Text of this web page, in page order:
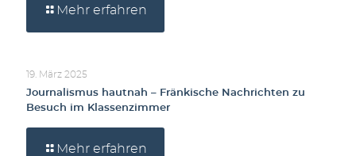
Mehr erfahren
19. März 2025
Journalismus hautnah – Fränkische Nachrichten zu
Besuch im Klassenzimmer
Mehr erfahren